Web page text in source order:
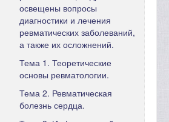
освещены вопросы
диагностики и лечения
ревматических заболеваний,
а также их осложнений.
Тема 1. Теоретические
основы ревматологии.
Тема 2. Ревматическая
болезнь сердца.